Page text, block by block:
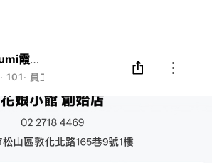
♑️Kasumi霞かすみ🦄
‧ 101‧ 員工